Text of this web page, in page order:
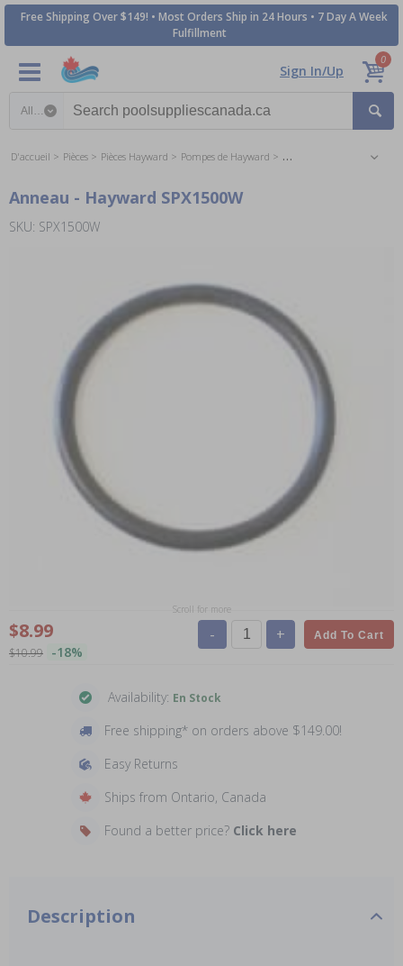
Free Shipping Over $149! • Most Orders Ship in 24 Hours • 7 Day A Week
Fulfillment
Sign In/Up
0
D'accueil Pièces Pièces Hayward Pompes de Hayward Les Pièces Pompe Ultra Pro
Anneau - Hayward SPX1500W
SKU: SPX1500W
Scroll for more
$8.99
$10.99 -18%
- + Add To Cart
Availability: En Stock
Free shipping* on orders above $149.00!
Easy Returns
Ships from Ontario, Canada
Found a better price? Click here
Description